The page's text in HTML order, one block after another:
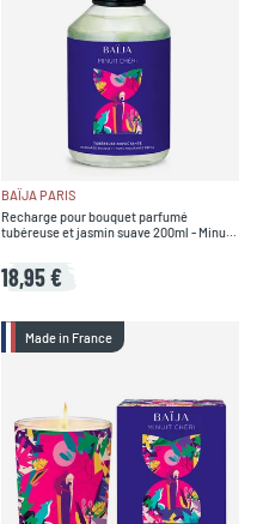
BAÏJA PARIS
Recharge pour bouquet parfumé
tubéreuse et jasmin suave 200ml - Minuit
18,95 €
Made in France